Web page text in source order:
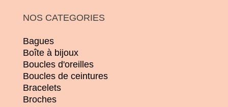
NOS CATEGORIES
Bagues
Boîte à bijoux
Boucles d'oreilles
Boucles de ceintures
Bracelets
Broches